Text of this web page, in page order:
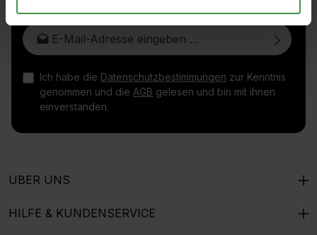
E-Mail-Adresse*
Ich habe die Datenschutzbestimmungen zur Kenntnis
genommen und die AGB gelesen und bin mit ihnen
einverstanden.
ÜBER UNS
HILFE & KUNDENSERVICE